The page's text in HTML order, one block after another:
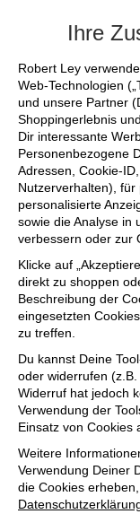
Ihre
Robert Ley
Web-Technologien
und unsere Partner
Shoppingerlebnis
Dir interessante
Personenbezogene
Adressen, Cookie-
Nutzerverhalten),
personalisierte
sowie die Analyse in
verbessern oder zur
Klicke auf
direkt zu shoppen
Beschreibung der
eingesetzten
zu treffen.
Du kannst Deine
oder widerrufen
Widerruf hat jedoch
Verwendung der
Einsatz von Cookies
Weitere
Verwendung Deiner
die Cookies